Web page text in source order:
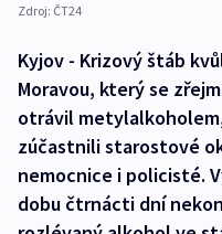
Zdroj: ČT24
Kyjov - Krizový štáb
Moravou, který se
otrávil
zúčastnili starostové
nemocnice i policisté.
dobu čtrnácti dní